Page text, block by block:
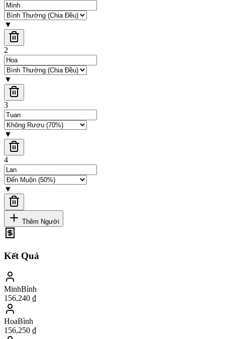
▼
2
▼
3
▼
4
▼
Thêm Người
Kết Quả
MinhBình
156,240 ₫
HoaBình
156,250 ₫